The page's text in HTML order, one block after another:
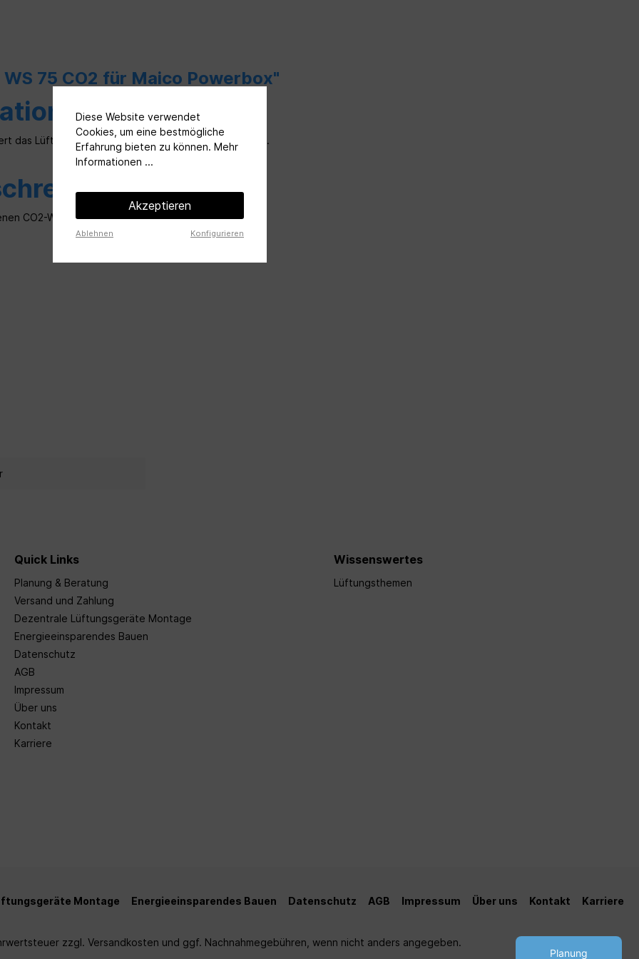
75 CO2 für Maico Powerbox"
das Lüftungsgerät nach dem gemessenen CO2-Wert.
CO2-Wert.
Quick Links
Planung & Beratung
Versand und Zahlung
Dezentrale Lüftungsgeräte Montage
Energieeinsparendes Bauen
Datenschutz
AGB
Impressum
Über uns
Kontakt
Karriere
Wissenswertes
Lüftungsthemen
Montage Energieeinsparendes Bauen Datenschutz AGB Impressum Über uns Kontakt Karriere
zzgl. Versandkosten und ggf. Nachnahmegebühren, wenn nicht anders angegeben.
Diese Website verwendet
Cookies, um eine bestmögliche
Erfahrung bieten zu können. Mehr
Informationen ...
Akzeptieren
Ablehnen Konfigurieren
Planung